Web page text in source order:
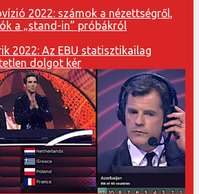
2022: számok a nézettségről,
a „stand-in” próbákról
2022: Az EBU statisztikailag
dolgot kér